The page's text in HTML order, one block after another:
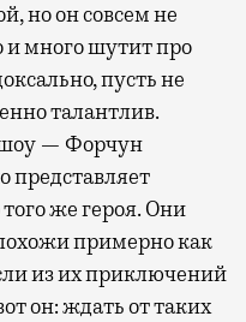
но он совсем не
много шутит про
пусть не
талантлив.
— Форчун
представляет
же героя. Они
примерно как
из их приключений
он: ждать от таких